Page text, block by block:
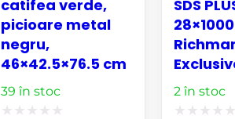
catifea verde,
picioare metal
negru,
46×42.5×76.5 cm
39 în stoc
SDS
2 în stoc